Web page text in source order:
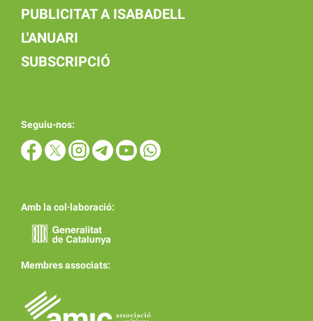
PUBLICITAT A ISABADELL
L'ANUARI
SUBSCRIPCIÓ
Seguiu-nos:
Amb la col·laboració:
Membres associats: